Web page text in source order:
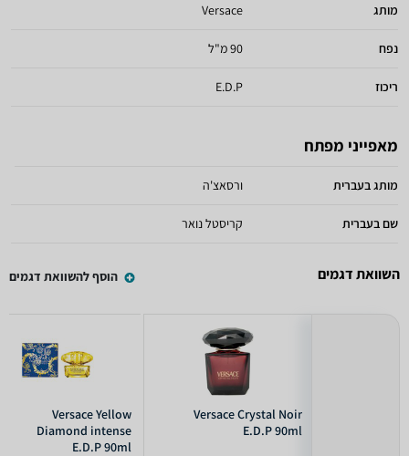
מותג Versace
נפח 90 מ"ל
ריכוז E.D.P
מאפייני מפתח
מותג בעברית ורסאצ'ה
שם בעברית קריסטל נואר
השוואת דגמים הוסף להשוואת דגמים
Versace Crystal Noir
E.D.P 90ml
Versace Yellow
Diamond intense
E.D.P 90ml